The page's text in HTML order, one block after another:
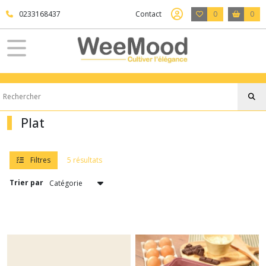
0233168437 Contact 0 0
Plat
Filtres 5 résultats
Trier par
Fermer
FILTRES
Tous
les
produits
Table
Gamme